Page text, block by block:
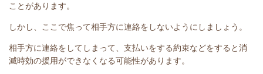
ことがあります。
しかし、ここで焦って相手方に連絡をしないようにしましょう。
相手方に連絡をしてしまって、支払いをする約束などをすると消
滅時効の援用ができなくなる可能性があります。